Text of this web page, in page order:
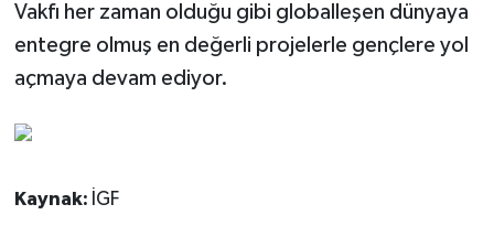
Vakfı her zaman olduğu gibi globalleşen dünyaya
entegre olmuş en değerli projelerle gençlere yol
açmaya devam ediyor.
Kaynak: İGF